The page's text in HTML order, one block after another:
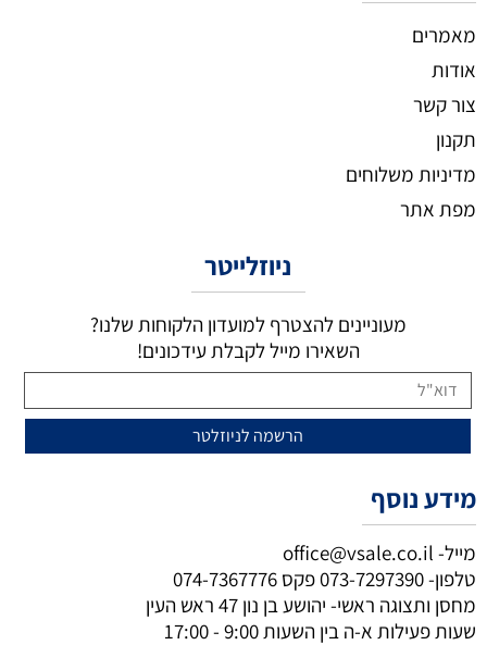
מאמרים
אודות
צור קשר
תקנון
מדיניות משלוחים
מפת אתר
ניוזלייטר
מעוניינים להצטרף למועדון הלקוחות שלנו?
השאירו מייל לקבלת עידכונים!
מידע נוסף
מייל- office@vsale.co.il
טלפון-073-7297390פקס 074-7367776
מחסן ותצוגה ראשי- יהושע בן נון 47 ראש העין
שעות פעילות א-ה בין השעות 9:00 - 17:00